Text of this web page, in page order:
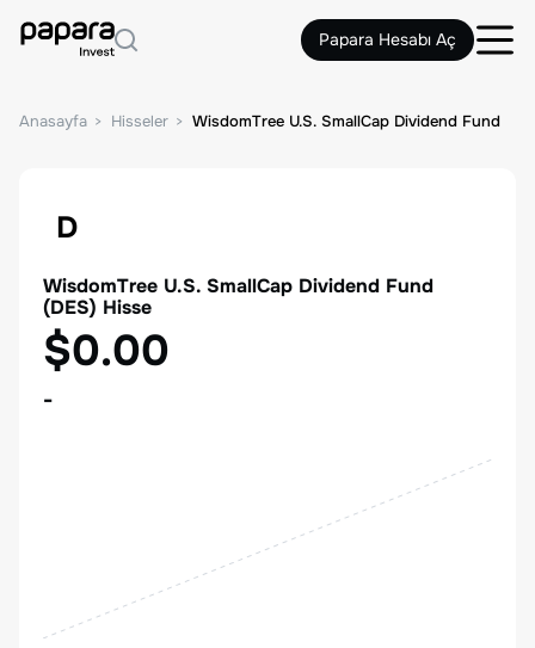
Papara Hesabı Aç
Anasayfa Hisseler WisdomTree U.S. SmallCap Dividend Fund
D
WisdomTree U.S. SmallCap Dividend Fund
(DES) Hisse
$0.00
-